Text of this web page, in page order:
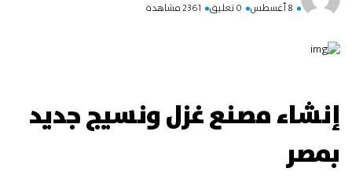
8 أغسطس 0 تعليق 2361 مشاهدة
إنشاء مصنع غزل ونسيج جديد
بمصر